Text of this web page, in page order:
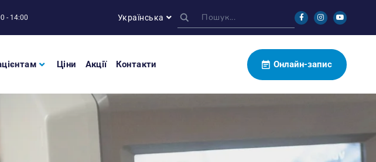
- 14:00 Українська
Ціни Акції Контакти Онлайн-запис